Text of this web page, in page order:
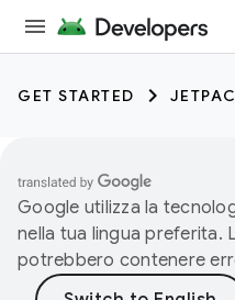
GET STARTED
Google utilizza la
nella tua lingua preferita.
potrebbero contenere